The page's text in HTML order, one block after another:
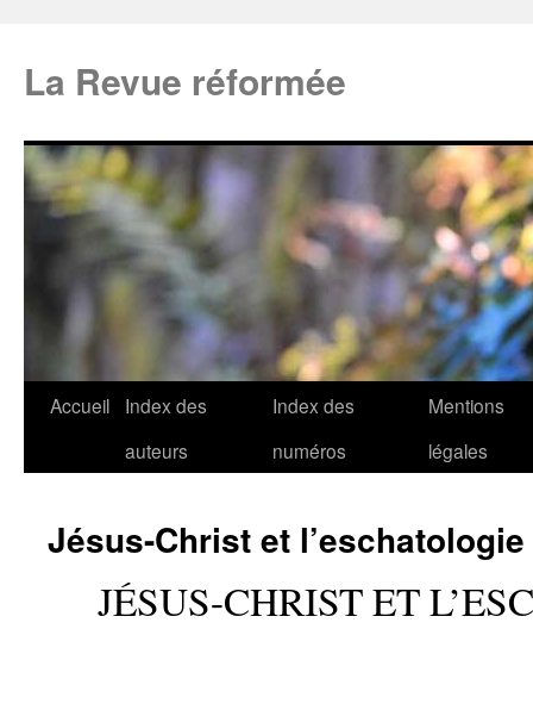
La Revue réformée
Accueil
Index des
auteurs
Index des
numéros
Mentions
légales
Jésus-Christ et l’eschatologie
JÉSUS-CHRIST ET